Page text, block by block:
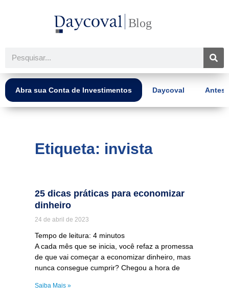
Pesquisar
Abra sua Conta de Investimentos Daycoval Antes
Etiqueta: invista
25 dicas práticas para economizar
dinheiro
24 de abril de 2023
Tempo de leitura: 4 minutos
A cada mês que se inicia, você refaz a promessa
de que vai começar a economizar dinheiro, mas
nunca consegue cumprir? Chegou a hora de
Saiba Mais »